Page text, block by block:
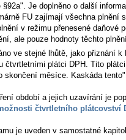
Je doplněno o další
FU zajímají všechna plnění
v režimu přenesené daňové
ale pouze hodnoty těchto
ve stejné lhůtě, jako přiznání
čtvrtletními plátci DPH. Tito
skončení měsíce. Kaskáda
období a jejich uzavírání je
čtvrtletního plátcovství
je uveden v samostatné